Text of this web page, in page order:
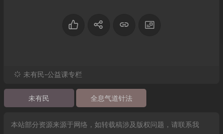
未有民-公益课专栏
未有民 全息气道针法
本站部分资源来源于网络，如转载稿涉及版权问题，请联系我